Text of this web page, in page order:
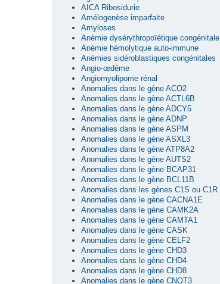
AICA Ribosidurie
Amélogenèse imparfaite
Amyloses
Anémie dysérythropoïétique congénitale
Anémie hémolytique auto-immune
Anémies sidéroblastiques congénitales
Angio-œdème
Angiomyolipome rénal
Anomalies dans le gène ACO2
Anomalies dans le gène ACTL6B
Anomalies dans le gène ADCY5
Anomalies dans le gène ADNP
Anomalies dans le gène ASPM
Anomalies dans le gène ASXL3
Anomalies dans le gène ATP8A2
Anomalies dans le gène AUTS2
Anomalies dans le gène BCAP31
Anomalies dans le gène BCL11B
Anomalies dans les gènes C1S ou C1R
Anomalies dans le gène CACNA1E
Anomalies dans le gène CAMK2A
Anomalies dans le gène CAMTA1
Anomalies dans le gène CASK
Anomalies dans le gène CELF2
Anomalies dans le gène CHD3
Anomalies dans le gène CHD4
Anomalies dans le gène CHD8
Anomalies dans le gène CNOT3